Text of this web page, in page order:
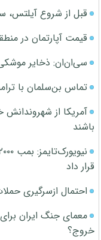
قبل از شروع آیلتس،
قیمت آپارتمان در منطقه 22 تهران چقدر
سی‌ان‌ان: ذخایر
تماس بن‌سلمان با
آمریکا از شهروندانش
باشند
قرار داد
احتمال ازسرگیری
معمای جنگ ایران
خروج؟